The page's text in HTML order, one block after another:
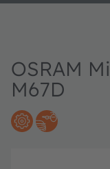
OSRAM
M67D